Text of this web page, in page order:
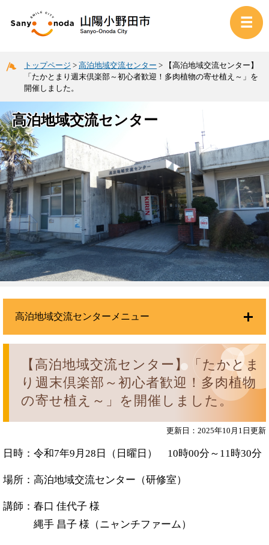
トップページ > 高泊地域交流センター >
【高泊地域交流センター】
「たかとまり週末倶楽部～初心者歓迎！多肉植物の寄せ植え～」を
開催しました。
高泊地域交流センター
【高泊地域交流センター】「たかとま
り週末倶楽部～初心者歓迎！多肉植物
の寄せ植え～」を開催しました。
更新日：2025年10月1日更新
日時：令和7年9月28日（日曜日） 10時00分～11時30分
場所：高泊地域交流センター（研修室）
講師：春口 佳代子 様
縄手 昌子 様（ニャンチファーム）
高泊地域交流センターメニュー